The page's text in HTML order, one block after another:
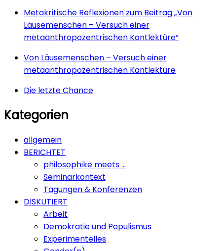
Metakritische Reflexionen zum Beitrag „Von
Läusemenschen – Versuch einer
metaanthropozentrischen Kantlektüre“
Von Läusemenschen – Versuch einer
metaanthropozentrischen Kantlektüre
Die letzte Chance
Kategorien
allgemein
BERICHTET
philosophike meets …
Seminarkontext
Tagungen & Konferenzen
DISKUTIERT
Arbeit
Demokratie und Populismus
Experimentelles